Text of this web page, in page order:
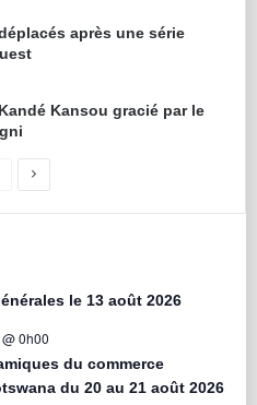
après une série
Kansou gracié par le
le 13 août 2026
0h00
du commerce
du 20 au 21 août 2026